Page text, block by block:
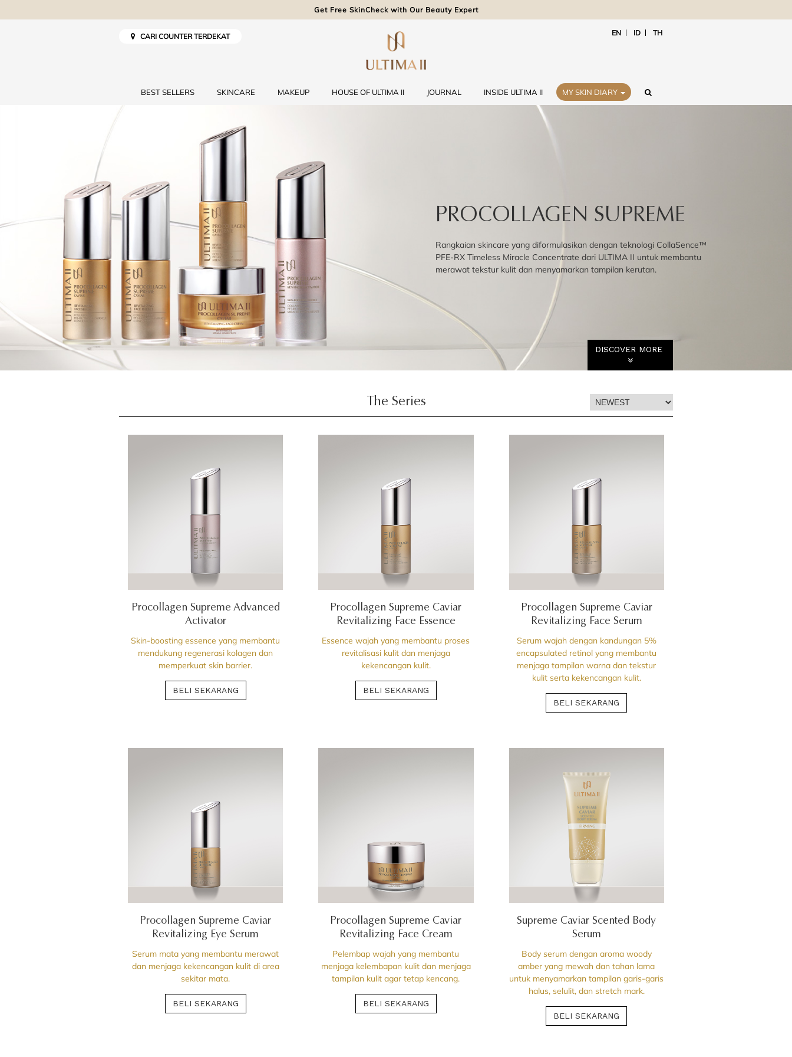
Get Free SkinCheck with Our Beauty Expert
CARI COUNTER TERDEKAT EN ID TH
BEST SELLERS SKINCARE MAKEUP HOUSE OF ULTIMA II JOURNAL INSIDE ULTIMA II MY SKIN DIARY
PROCOLLAGEN SUPREME
Rangkaian skincare yang diformulasikan dengan teknologi CollaSence™
PFE-RX Timeless Miracle Concentrate dari ULTIMA II untuk membantu
merawat tekstur kulit dan menyamarkan tampilan kerutan.
DISCOVER MORE
The Series
Procollagen Supreme Advanced
Activator
Skin-boosting essence yang membantu
mendukung regenerasi kolagen dan
memperkuat skin barrier.
BELI SEKARANG
Procollagen Supreme Caviar
Revitalizing Face Essence
Essence wajah yang membantu proses
revitalisasi kulit dan menjaga
kekencangan kulit.
BELI SEKARANG
Procollagen Supreme Caviar
Revitalizing Face Serum
Serum wajah dengan kandungan 5%
encapsulated retinol yang membantu
menjaga tampilan warna dan tekstur
kulit serta kekencangan kulit.
BELI SEKARANG
Procollagen Supreme Caviar
Revitalizing Eye Serum
Serum mata yang membantu merawat
dan menjaga kekencangan kulit di area
sekitar mata.
BELI SEKARANG
Procollagen Supreme Caviar
Revitalizing Face Cream
Pelembap wajah yang membantu
menjaga kelembapan kulit dan menjaga
tampilan kulit agar tetap kencang.
BELI SEKARANG
Supreme Caviar Scented Body
Serum
Body serum dengan aroma woody
amber yang mewah dan tahan lama
untuk menyamarkan tampilan garis-garis
halus, selulit, dan stretch mark.
BELI SEKARANG